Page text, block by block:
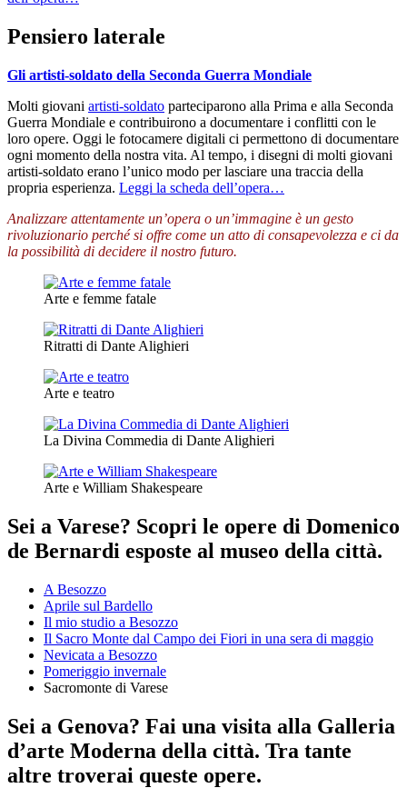
Pensiero laterale
Gli artisti-soldato della Seconda Guerra Mondiale
Molti giovani artisti-soldato parteciparono alla Prima e alla Seconda
Guerra Mondiale e contribuirono a documentare i conflitti con le
loro opere. Oggi le fotocamere digitali ci permettono di documentare
ogni momento della nostra vita. Al tempo, i disegni di molti giovani
artisti-soldato erano l’unico modo per lasciare una traccia della
propria esperienza. Leggi la scheda dell’opera…
Analizzare attentamente un’opera o un’immagine è un gesto
rivoluzionario perché si offre come un atto di consapevolezza e ci da
la possibilità di decidere il nostro futuro.
Arte e femme fatale
Ritratti di Dante Alighieri
Arte e teatro
La Divina Commedia di Dante Alighieri
Arte e William Shakespeare
Sei a Varese? Scopri le opere di Domenico
de Bernardi esposte al museo della città.
A Besozzo
Aprile sul Bardello
Il mio studio a Besozzo
Il Sacro Monte dal Campo dei Fiori in una sera di maggio
Nevicata a Besozzo
Pomeriggio invernale
Sacromonte di Varese
Sei a Genova? Fai una visita alla Galleria
d’arte Moderna della città. Tra tante
altre troverai queste opere.